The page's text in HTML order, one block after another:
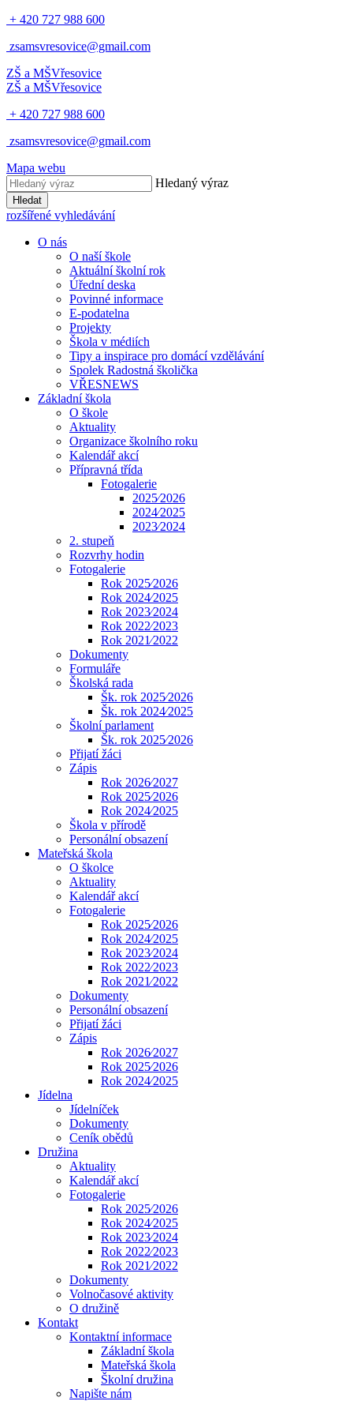
+ 420 727 988 600
zsamsvresovice@gmail.com
ZŠ a MŠVřesovice
ZŠ a MŠVřesovice
+ 420 727 988 600
zsamsvresovice@gmail.com
Mapa webu
Hledaný výraz
Hledat
rozšířené vyhledávání
O nás
O naší škole
Aktuální školní rok
Úřední deska
Povinné informace
E-podatelna
Projekty
Škola v médiích
Tipy a inspirace pro domácí vzdělávání
Spolek Radostná školička
VŘESNEWS
Základní škola
O škole
Aktuality
Organizace školního roku
Kalendář akcí
Přípravná třída
Fotogalerie
2025⁄2026
2024⁄2025
2023⁄2024
2. stupeň
Rozvrhy hodin
Fotogalerie
Rok 2025⁄2026
Rok 2024⁄2025
Rok 2023⁄2024
Rok 2022⁄2023
Rok 2021⁄2022
Dokumenty
Formuláře
Školská rada
Šk. rok 2025⁄2026
Šk. rok 2024⁄2025
Školní parlament
Šk. rok 2025⁄2026
Přijatí žáci
Zápis
Rok 2026⁄2027
Rok 2025⁄2026
Rok 2024⁄2025
Škola v přírodě
Personální obsazení
Mateřská škola
O školce
Aktuality
Kalendář akcí
Fotogalerie
Rok 2025⁄2026
Rok 2024⁄2025
Rok 2023⁄2024
Rok 2022⁄2023
Rok 2021⁄2022
Dokumenty
Personální obsazení
Přijatí žáci
Zápis
Rok 2026⁄2027
Rok 2025⁄2026
Rok 2024⁄2025
Jídelna
Jídelníček
Dokumenty
Ceník obědů
Družina
Aktuality
Kalendář akcí
Fotogalerie
Rok 2025⁄2026
Rok 2024⁄2025
Rok 2023⁄2024
Rok 2022⁄2023
Rok 2021⁄2022
Dokumenty
Volnočasové aktivity
O družině
Kontakt
Kontaktní informace
Základní škola
Mateřská škola
Školní družina
Napište nám